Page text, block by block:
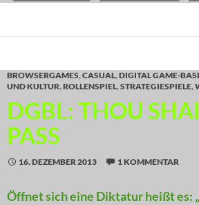
BROWSERGAMES,CASUAL,DIGITAL GAME-
UND KULTUR,ROLLENSPIEL,STRATEGIESPIELE,
DGBL: THOU
PASS
16. DEZEMBER 2013 1 KOMMENTAR
Öffnet sich eine Diktatur heißt es: